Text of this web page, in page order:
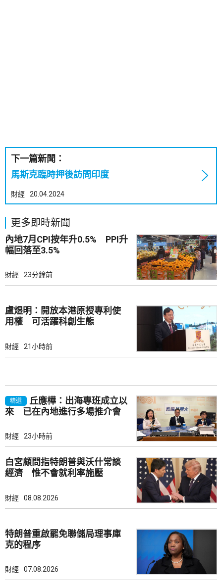
下一篇新聞：
馬斯克臨時押後訪問印度
財經 20.04.2024
更多即時新聞
內地7月CPI按年升0.5% PPI升
幅回落至3.5%
財經 23分鐘前
盧煜明：開放本港原授專利使
用權 可活躍科創生態
財經 21小時前
精選
丘應樺：出海專班成立以
來 已在內地進行多場推介會
財經 23小時前
白宮顧問指特朗普與沃什常談
經濟 惟不會就利率施壓
財經 08.08.2026
特朗普重啟罷免聯儲局理事庫
克的程序
財經 07.08.2026